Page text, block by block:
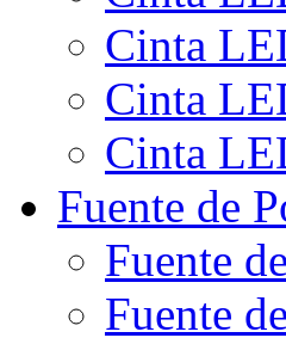
Cinta
Cinta
Cinta
Fuente de
Fuente
Fuente